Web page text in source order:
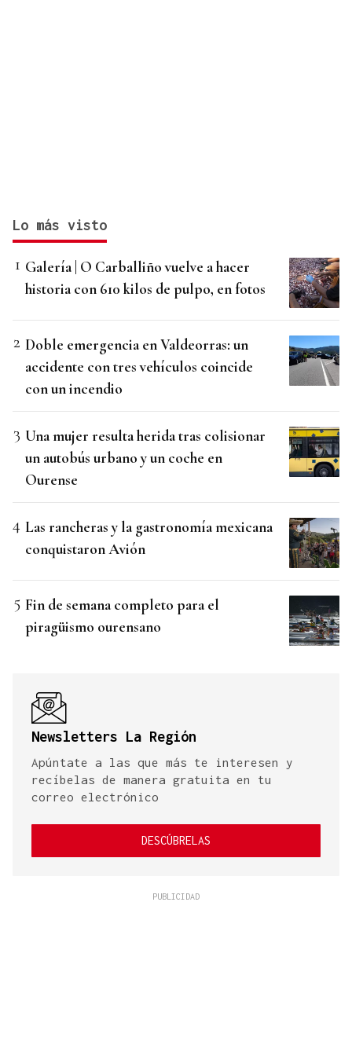
Lo más visto
Galería | O Carballiño vuelve a hacer
historia con 610 kilos de pulpo, en fotos
Doble emergencia en Valdeorras: un
accidente con tres vehículos coincide
con un incendio
Una mujer resulta herida tras colisionar
un autobús urbano y un coche en
Ourense
Las rancheras y la gastronomía mexicana
conquistaron Avión
Fin de semana completo para el
piragüismo ourensano
Newsletters La Región
Apúntate a las que más te interesen y
recíbelas de manera gratuita en tu
correo electrónico
DESCÚBRELAS